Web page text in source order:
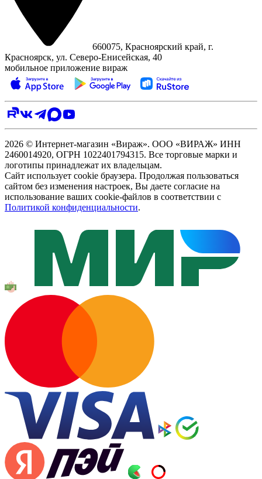
660075, Красноярский край, г.
Красноярск, ул. Северо‑Енисейская, 40
мобильное приложение вираж
2026 © Интернет-магазин «Вираж». ООО «ВИРАЖ» ИНН
2460014920, ОГРН 1022401794315. Все торговые марки и
логотипы принадлежат их владельцам.
Сайт использует cookie браузера. Продолжая пользоваться
сайтом без изменения настроек, Вы даете согласие на
использование ваших cookie-файлов в соответствии с
Политикой конфиденциальности.